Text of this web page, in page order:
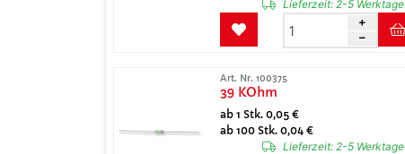
Lieferzeit: 2-5 Werktage
Art. Nr. 100375
39 KOhm
ab 1 Stk. 0,05 €
ab 100 Stk. 0,04 €
Lieferzeit: 2-5 Werktage